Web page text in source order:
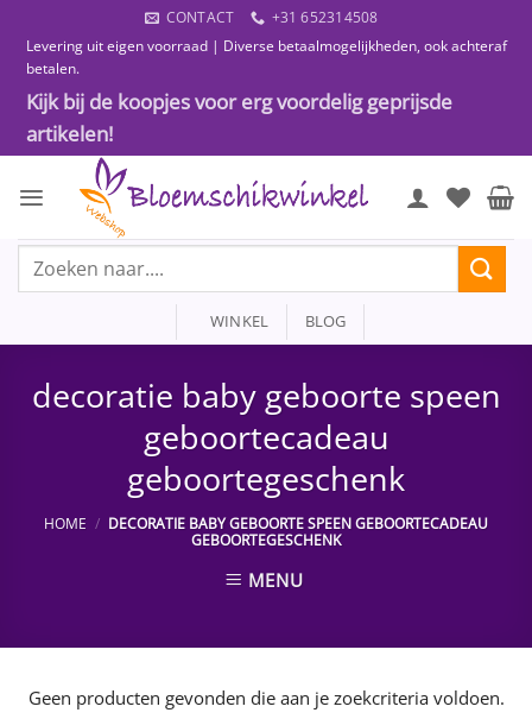
naar
inhoud
CONTACT
+31 652314508
Levering uit eigen voorraad | Diverse betaalmogelijkheden, ook achteraf
betalen.
Kijk bij de koopjes voor erg voordelig geprijsde
artikelen!
Zoeken
WINKEL BLOG
decoratie baby geboorte speen
geboortecadeau
geboortegeschenk
HOME / DECORATIE BABY GEBOORTE SPEEN GEBOORTECADEAU
GEBOORTEGESCHENK
MENU
Geen producten gevonden die aan je zoekcriteria voldoen.